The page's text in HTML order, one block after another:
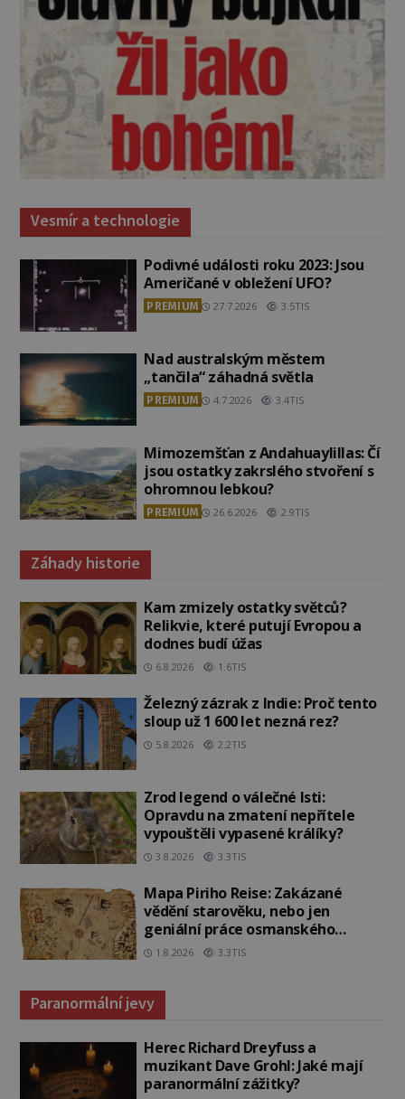
Vesmír a technologie
Podivné události roku 2023: Jsou
Američané v obležení UFO?
PREMIUM 27.7.2026 3.5TIS
Nad australským městem
„tančila“ záhadná světla
PREMIUM 4.7.2026 3.4TIS
Mimozemšťan z Andahuaylillas: Čí
jsou ostatky zakrslého stvoření s
ohromnou lebkou?
PREMIUM 26.6.2026 2.9TIS
Záhady historie
Kam zmizely ostatky světců?
Relikvie, které putují Evropou a
dodnes budí úžas
6.8.2026 1.6TIS
Železný zázrak z Indie: Proč tento
sloup už 1 600 let nezná rez?
5.8.2026 2.2TIS
Zrod legend o válečné lsti:
Opravdu na zmatení nepřítele
vypouštěli vypasené králíky?
3.8.2026 3.3TIS
Mapa Piriho Reise: Zakázané
vědění starověku, nebo jen
geniální práce osmanského
admirála?
1.8.2026 3.3TIS
Paranormální jevy
Herec Richard Dreyfuss a
muzikant Dave Grohl: Jaké mají
paranormální zážitky?